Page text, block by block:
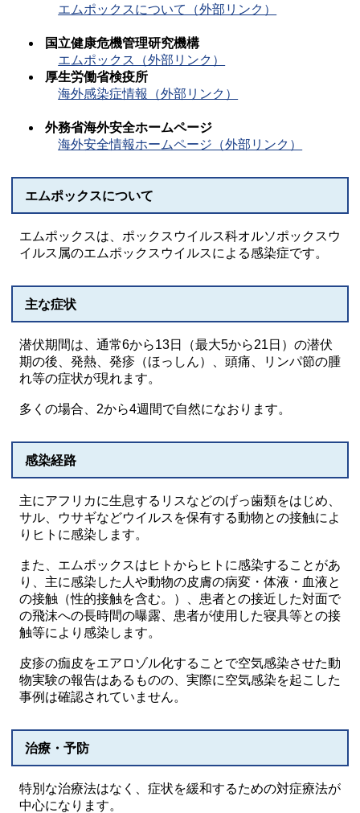
エムポックスについて（外部リンク）
国立健康危機管理研究機構
エムポックス（外部リンク）
厚生労働省検疫所
海外感染症情報（外部リンク）
外務省海外安全ホームページ
海外安全情報ホームページ（外部リンク）
エムポックスについて
エムポックスは、ポックスウイルス科オルソポックスウ
イルス属のエムポックスウイルスによる感染症です。
主な症状
潜伏期間は、通常6から13日（最大5から21日）の潜伏
期の後、発熱、発疹（ほっしん）、頭痛、リンパ節の腫
れ等の症状が現れます。
多くの場合、2から4週間で自然になおります。
感染経路
主にアフリカに生息するリスなどのげっ歯類をはじめ、
サル、ウサギなどウイルスを保有する動物との接触によ
りヒトに感染します。
また、エムポックスはヒトからヒトに感染することがあ
り、主に感染した人や動物の皮膚の病変・体液・血液と
の接触（性的接触を含む。）、患者との接近した対面で
の飛沫への長時間の曝露、患者が使用した寝具等との接
触等により感染します。
皮疹の痂皮をエアロゾル化することで空気感染させた動
物実験の報告はあるものの、実際に空気感染を起こした
事例は確認されていません。
治療・予防
特別な治療法はなく、症状を緩和するための対症療法が
中心になります。